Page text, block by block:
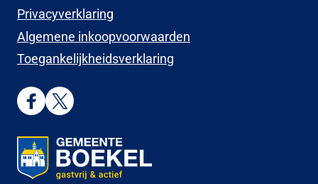
Privacyverklaring
Algemene inkoopvoorwaarden
Toegankelijkheidsverklaring